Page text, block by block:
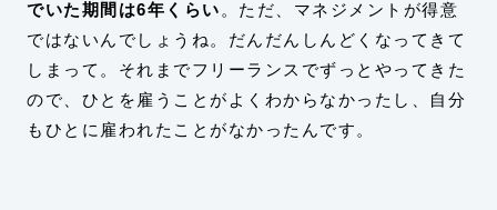
でいた期間は6年くらい 。 ただ、マネジメントが得意
ではないんでしょうね。だんだんしんどくなってきて
しまって。それまでフリーランスでずっとやってきた
ので、ひとを雇うことがよくわからなかったし、自分
もひとに雇われたことがなかったんです。